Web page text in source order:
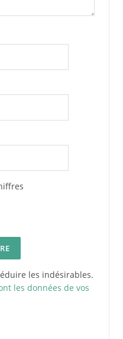
les indésirables.
les données de vos